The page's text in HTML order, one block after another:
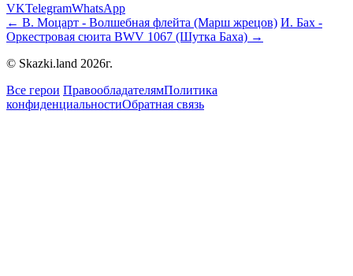
VKTelegramWhatsApp
← В. Моцарт - Волшебная флейта (Марш жрецов) И. Бах -
Оркестровая сюита BWV 1067 (Шутка Баха) →
© Skazki.land 2026г.
Все герои ПравообладателямПолитика
конфиденциальностиОбратная связь